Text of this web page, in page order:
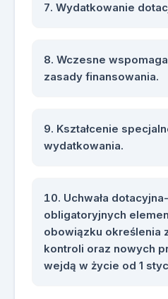
Wydatkowanie
Wczesne
zasady finansowania.
Kształcenie
wydatkowania.
Uchwała
obligatoryjnych
obowiązku określenia
kontroli oraz nowych
wejdą w życie od 1